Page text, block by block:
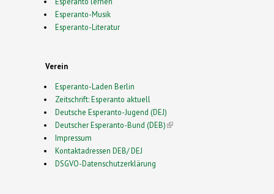
Esperanto-Musik
Esperanto-Literatur
Verein
Esperanto-Laden Berlin
Zeitschrift: Esperanto aktuell
Deutsche Esperanto-Jugend (DEJ)
Deutscher Esperanto-Bund (DEB)(link is external)
Impressum
Kontaktadressen DEB/ DEJ
DSGVO-Datenschutzerklärung